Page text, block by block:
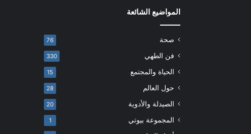
المواضيع الشائعة
صحة 76
فن الطهي 330
الحياة والمجتمع 15
حول العالم 28
الصيدلة والأدوية 20
المجموعة بيوتي 1